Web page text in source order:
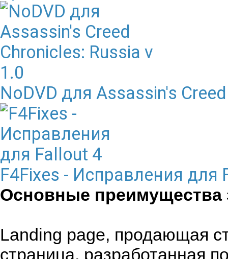
NoDVD для Assassin's
F4Fixes - Исправления для
Основные преимущества
Landing page, продающая
страница, разработанная